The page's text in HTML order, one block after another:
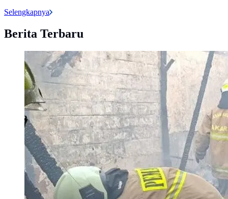
Selengkapnya
Berita Terbaru